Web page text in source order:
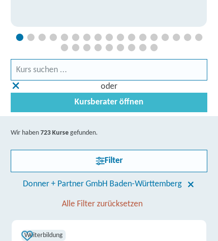
oder
Kursberater öffnen
Wir haben723 Kurse gefunden.
Filter
Donner + Partner GmbH Baden-Württemberg
Alle Filter zurücksetzen
Weiterbildung